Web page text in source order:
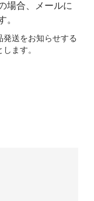
場合、メールに
。
送をお知らせする
ます。